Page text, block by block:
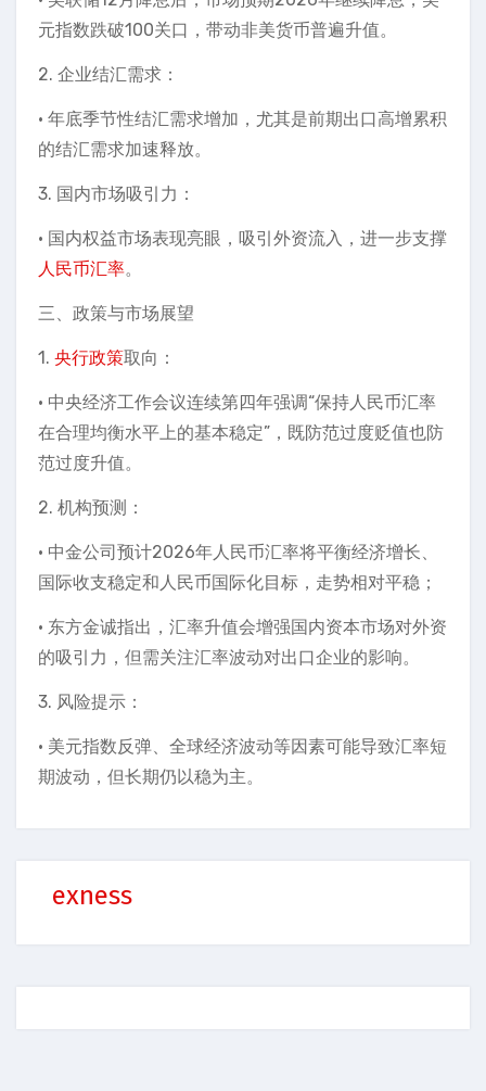
元指数跌破100关口，带动非美货币普遍升值。
2. 企业结汇需求：
• 年底季节性结汇需求增加，尤其是前期出口高增累积
的结汇需求加速释放。
3. 国内市场吸引力：
• 国内权益市场表现亮眼，吸引外资流入，进一步支撑
人民币汇率。
三、政策与市场展望
1. 央行政策取向：
• 中央经济工作会议连续第四年强调“保持人民币汇率
在合理均衡水平上的基本稳定”，既防范过度贬值也防
范过度升值。
2. 机构预测：
• 中金公司预计2026年人民币汇率将平衡经济增长、
国际收支稳定和人民币国际化目标，走势相对平稳；
• 东方金诚指出，汇率升值会增强国内资本市场对外资
的吸引力，但需关注汇率波动对出口企业的影响。
3. 风险提示：
• 美元指数反弹、全球经济波动等因素可能导致汇率短
期波动，但长期仍以稳为主。
exness